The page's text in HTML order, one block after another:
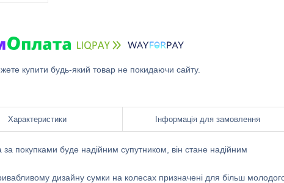
купити будь-який товар не покидаючи сайту.
Характеристики Інформація для замовлення
покупками буде надійним супутником, він стане надійним
дизайну сумки на колесах призначені для більш